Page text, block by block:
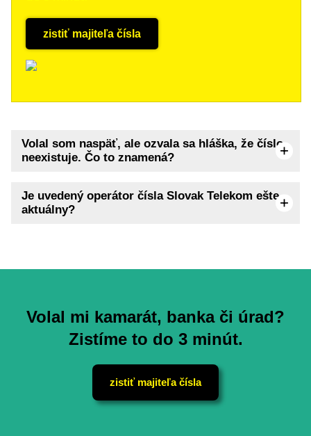
zistiť majiteľa čísla
Volal som naspäť, ale ozvala sa hláška, že číslo
neexistuje. Čo to znamená?
Je uvedený operátor čísla Slovak Telekom ešte
aktuálny?
Volal mi kamarát, banka či úrad?
Zistíme to do 3 minút.
zistiť majiteľa čísla